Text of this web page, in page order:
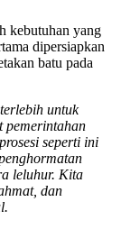
kebutuhan yang
dipersiapkan
batu pada
untuk
pemerintahan
seperti ini
leluhur. Kita
dan